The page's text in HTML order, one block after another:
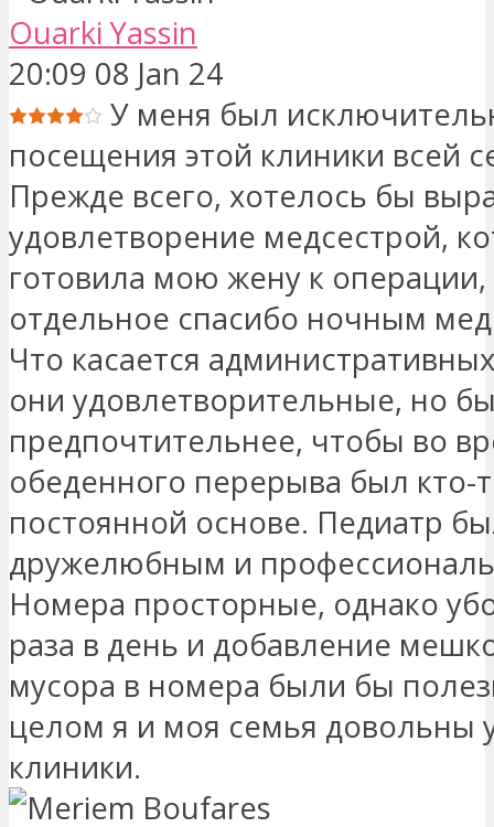
Ouarki Yassin
20:09 08 Jan 24
У меня был
посещения этой клиники всей
Прежде всего, хотелось бы
удовлетворение медсестрой,
готовила мою жену к операции,
отдельное спасибо ночным
Что касается
они удовлетворительные, но
предпочтительнее, чтобы во
обеденного перерыва был кто-
постоянной основе. Педиатр
дружелюбным и
Номера просторные, однако
раза в день и добавление
мусора в номера были бы
целом я и моя семья довольны
клиники.